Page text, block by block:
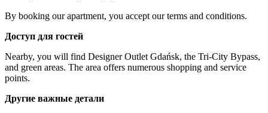
By booking our apartment, you accept our terms and conditions.
Доступ для гостей
Nearby, you will find Designer Outlet Gdańsk, the Tri-City Bypass,
and green areas. The area offers numerous shopping and service
points.
Другие важные детали